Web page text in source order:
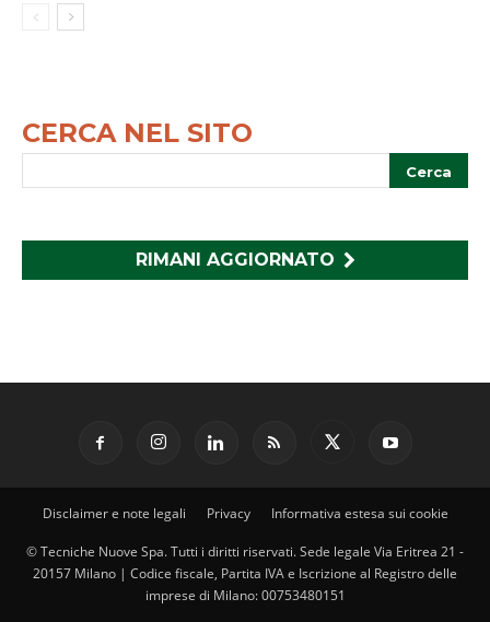
CERCA NEL SITO
RIMANI AGGIORNATO
Disclaimer e note legali Privacy Informativa estesa sui cookie
© Tecniche Nuove Spa. Tutti i diritti riservati. Sede legale Via Eritrea 21 -
20157 Milano | Codice fiscale, Partita IVA e Iscrizione al Registro delle
imprese di Milano: 00753480151